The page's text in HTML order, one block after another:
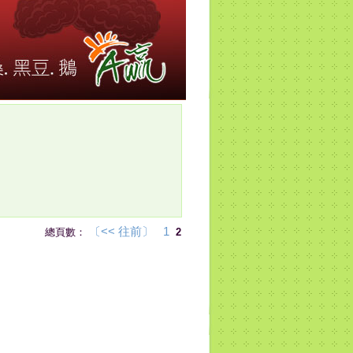
總頁數： 〔<< 往前〕 1 2